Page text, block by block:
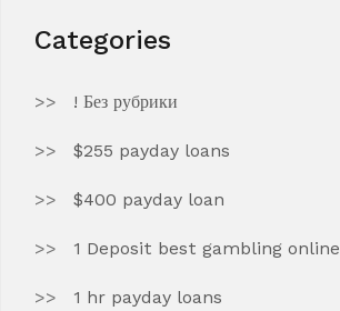
Categories
! Без рубрики
$255 payday loans
$400 payday loan
1 Deposit best gambling online
1 hr payday loans